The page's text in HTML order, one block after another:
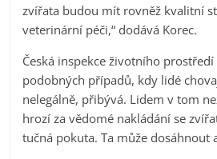
zvířata budou mít rovněž kvalitní
veterinární péči,“ dodává Korec.
Česká inspekce životního
podobných případů, kdy lidé
nelegálně, přibývá. Lidem v tom
hrozí za vědomé nakládání se
tučná pokuta. Ta může dosáhnout